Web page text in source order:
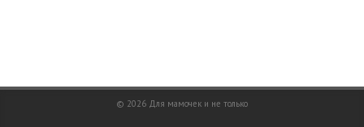
© 2026 Для мамочек и не только